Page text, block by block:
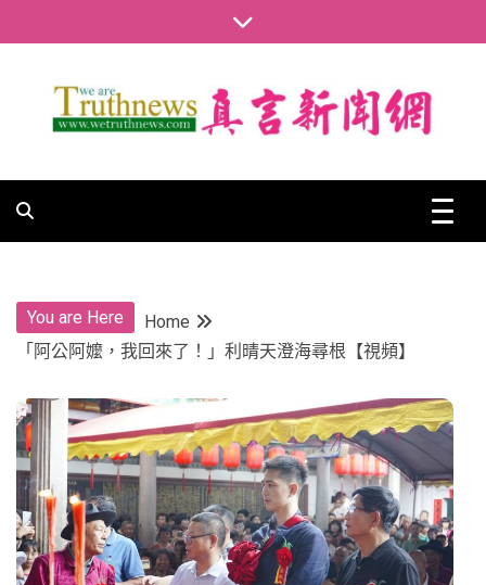
to
真言新聞網
You are Here
Home
「阿公阿嬤，我回來了！」利晴天澄海尋根【視頻】